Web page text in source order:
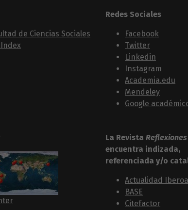
de Ciencias Sociales
Redes Sociales
Facebook
Twitter
Linkedin
Instagram
Academia.edu
Mendeley
Google
La Revista Reflexiones
encuentra indizada,
referenciada y/o
Actualidad
BASE
Citefactor